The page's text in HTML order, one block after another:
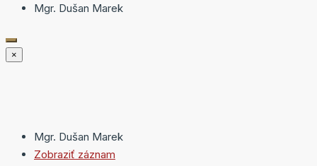
Mgr. Dušan Marek
×
Mgr. Dušan Marek
Zobraziť záznam